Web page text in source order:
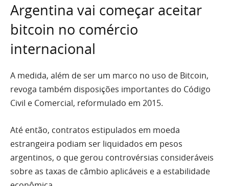
Argentina vai começar aceitar
bitcoin no comércio
internacional
A medida, além de ser um marco no uso de Bitcoin,
revoga também disposições importantes do Código
Civil e Comercial, reformulado em 2015.
Até então, contratos estipulados em moeda
estrangeira podiam ser liquidados em pesos
argentinos, o que gerou controvérsias consideráveis
sobre as taxas de câmbio aplicáveis e a estabilidade